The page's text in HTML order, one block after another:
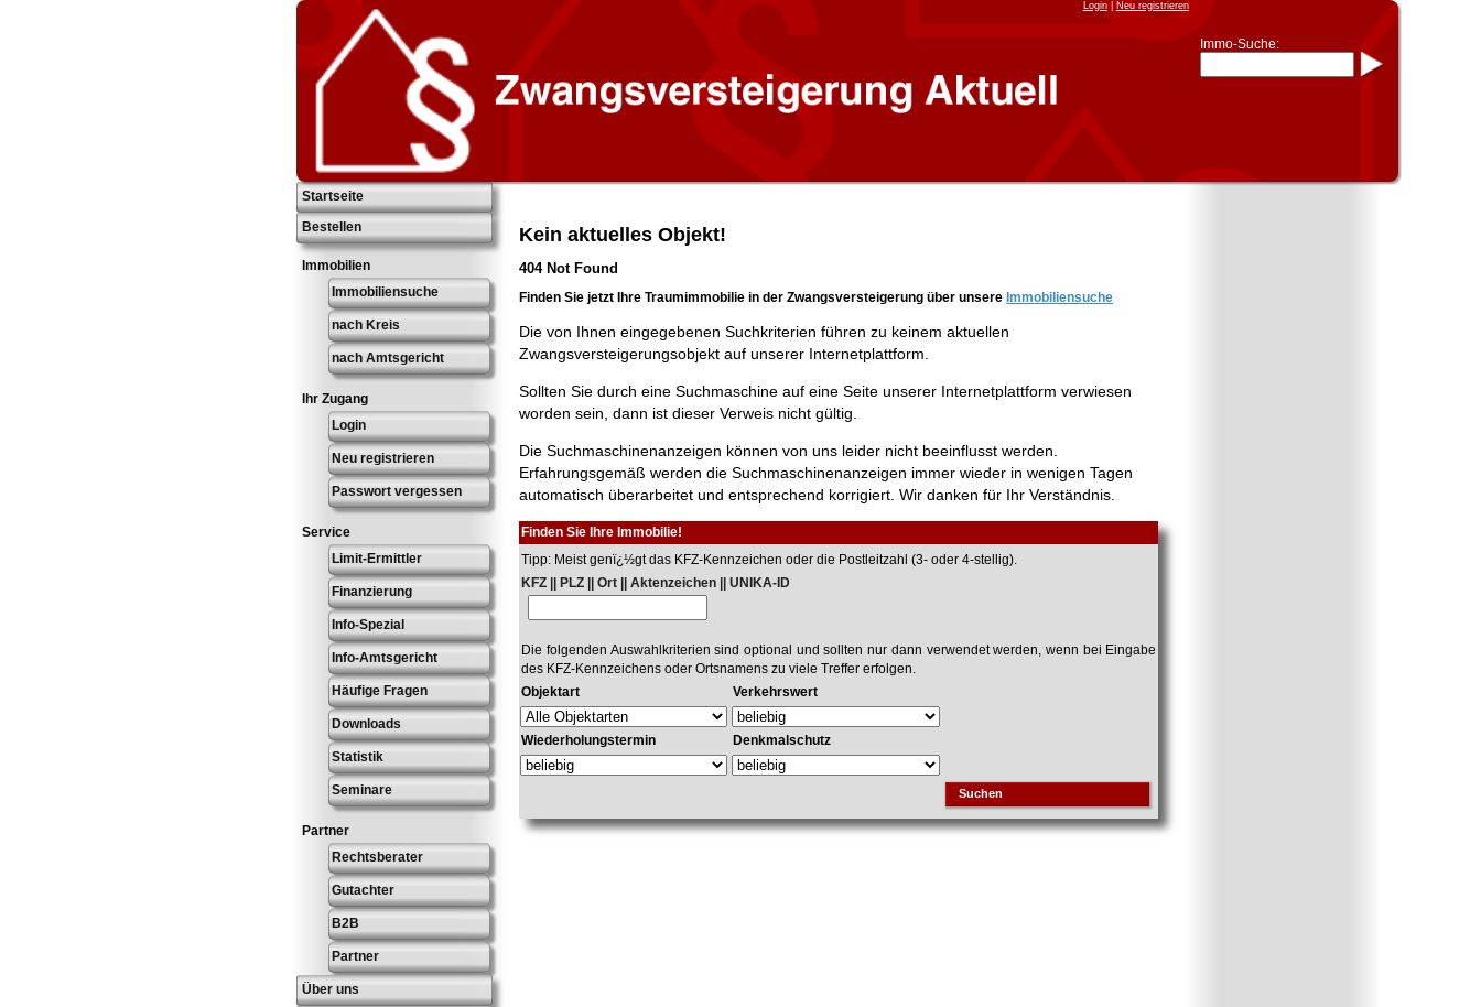
Login| Neu registrieren
Immo-Suche:
Startseite
Bestellen
Immobilien
Immobiliensuche
nach Kreis
nach Amtsgericht
Ihr Zugang
Login
Neu registrieren
Passwort vergessen
Service
Limit-Ermittler
Finanzierung
Info-Spezial
Info-Amtsgericht
Häufige Fragen
Downloads
Statistik
Seminare
Partner
Rechtsberater
Gutachter
B2B
Partner
Über uns
Kein aktuelles Objekt!
404 Not Found
Finden Sie jetzt Ihre Traumimmobilie in der Zwangsversteigerung über unsereImmobiliensuche
Die von Ihnen eingegebenen Suchkriterien führen zu keinem aktuellen
Zwangsversteigerungsobjekt auf unserer Internetplattform.
Sollten Sie durch eine Suchmaschine auf eine Seite unserer Internetplattform verwiesen
worden sein, dann ist dieser Verweis nicht gültig.
Die Suchmaschinenanzeigen können von uns leider nicht beeinflusst werden.
Erfahrungsgemäß werden die Suchmaschinenanzeigen immer wieder in wenigen Tagen
automatisch überarbeitet und entsprechend korrigiert. Wir danken für Ihr Verständnis.
Finden Sie Ihre Immobilie!
Tipp: Meist genï¿½gt das KFZ-Kennzeichen oder die Postleitzahl (3- oder 4-stellig).
KFZ || PLZ || Ort || Aktenzeichen || UNIKA-ID
Die folgenden Auswahlkriterien sind optional und sollten nur dann verwendet werden, wenn bei Eingabe
des KFZ-Kennzeichens oder Ortsnamens zu viele Treffer erfolgen.
Objektart
Verkehrswert
Wiederholungstermin Denkmalschutz
Suchen